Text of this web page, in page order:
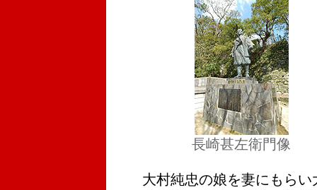
長崎甚左衛門像
大村純忠の娘を妻にもら